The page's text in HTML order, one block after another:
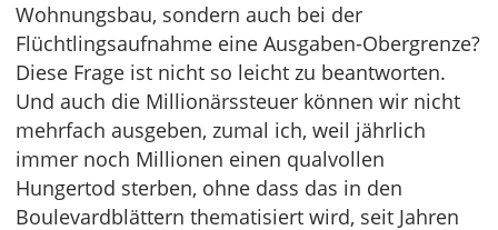
Wohnungsbau, sondern auch bei der
Flüchtlingsaufnahme eine Ausgaben-Obergrenze?
Diese Frage ist nicht so leicht zu beantworten.
Und auch die Millionärssteuer können wir nicht
mehrfach ausgeben, zumal ich, weil jährlich
immer noch Millionen einen qualvollen
Hungertod sterben, ohne dass das in den
Boulevardblättern thematisiert wird, seit Jahren